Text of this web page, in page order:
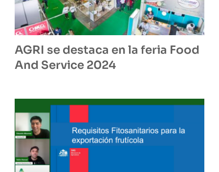
AGRI se destaca en la feria Food
And Service 2024